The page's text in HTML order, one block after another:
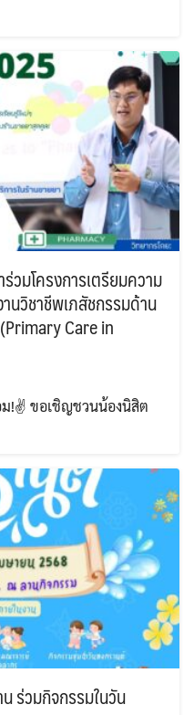
วมโครงการเตรียมความ
วิชาชีพเภสัชกรรมด้าน
Care in
ม!✌ ขอเชิญชวนน้องนิสิต
ร่วมกิจกรรมในวัน